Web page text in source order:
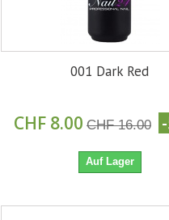
001 Dark Red
CHF 8.00 CHF 16.00
Auf Lager